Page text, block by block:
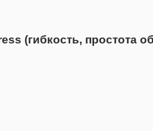
(гибкость, простота